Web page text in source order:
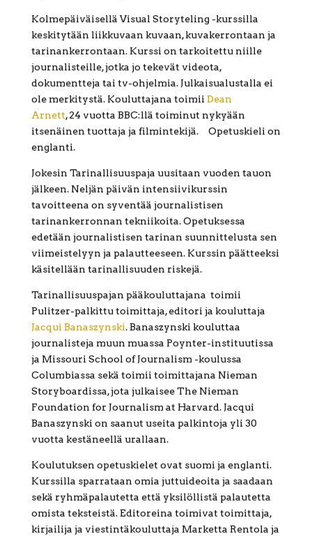
Kolmepäiväisellä Visual Storyteling -kurssilla
keskitytään liikkuvaan kuvaan, kuvakerrontaan ja
tarinankerrontaan. Kurssi on tarkoitettu niille
journalisteille, jotka jo tekevät videota,
dokumentteja tai tv-ohjelmia. Julkaisualustalla ei
ole merkitystä. Kouluttajana toimii Dean
Arnett, 24 vuotta BBC:llä toiminut nykyään
itsenäinen tuottaja ja filmintekijä. Opetuskieli on
englanti.
Jokesin Tarinallisuuspaja uusitaan vuoden tauon
jälkeen. Neljän päivän intensiivikurssin
tavoitteena on syventää journalistisen
tarinankerronnan tekniikoita. Opetuksessa
edetään journalistisen tarinan suunnittelusta sen
viimeistelyyn ja palautteeseen. Kurssin päätteeksi
käsitellään tarinallisuuden riskejä.
Tarinallisuuspajan pääkouluttajana toimii
Pulitzer-palkittu toimittaja, editori ja kouluttaja
Jacqui Banaszynski. Banaszynski kouluttaa
journalisteja muun muassa Poynter-instituutissa
ja Missouri School of Journalism -koulussa
Columbiassa sekä toimii toimittajana Nieman
Storyboardissa, jota julkaisee The Nieman
Foundation for Journalism at Harvard. Jacqui
Banaszynski on saanut useita palkintoja yli 30
vuotta kestäneellä urallaan.
Koulutuksen opetuskielet ovat suomi ja englanti.
Kurssilla sparrataan omia juttuideoita ja saadaan
sekä ryhmäpalautetta että yksilöllistä palautetta
omista teksteistä. Editoreina toimivat toimittaja,
kirjailija ja viestintäkouluttaja Marketta Rentola ja